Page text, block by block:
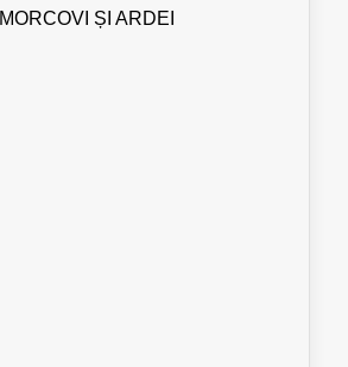
MORCOVI ȘI ARDEI